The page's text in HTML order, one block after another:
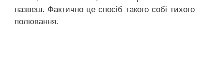
назвеш. Фактично це спосіб такого собі тихого
полювання.